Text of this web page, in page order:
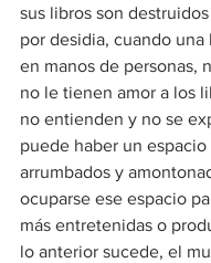
sus libros son
por desidia, cuando
en manos de personas,
no le tienen amor a los
no entienden y no se
puede haber un
arrumbados y
ocuparse ese espacio
más entretenidas o
lo anterior sucede, el